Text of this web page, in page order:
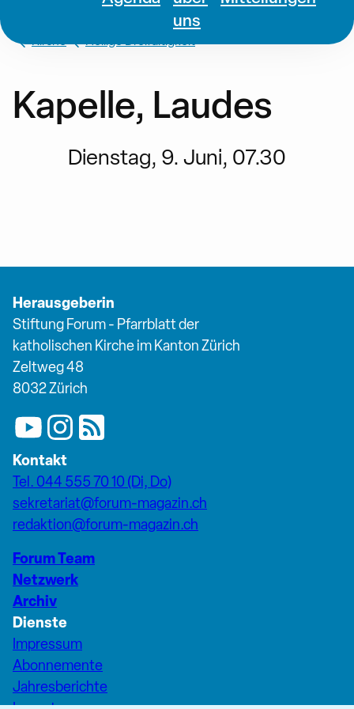
uns
Kirche Heilige Dreifaltigkeit
Kapelle, Laudes
Dienstag, 9. Juni, 07.30
Herausgeberin
Stiftung Forum - Pfarrblatt der
katholischen Kirche im Kanton Zürich
Zeltweg 48
8032 Zürich
Kontakt
Tel. 044 555 70 10 (Di, Do)
sekretariat@forum-magazin.ch
redaktion@forum-magazin.ch
Forum Team
Netzwerk
Archiv
Dienste
Impressum
Abonnemente
Jahresberichte